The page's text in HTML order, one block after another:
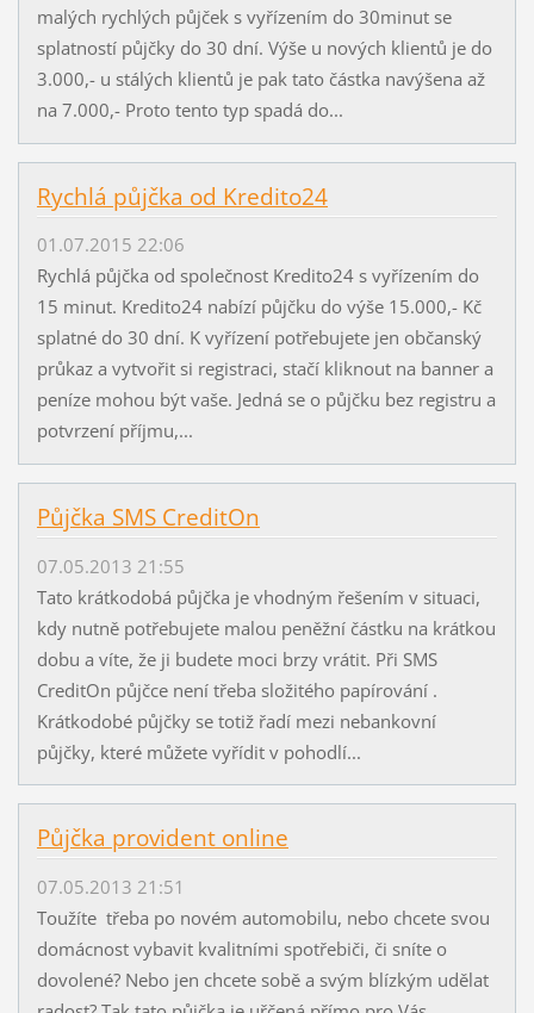
malých rychlých půjček s vyřízením do 30minut se
splatností půjčky do 30 dní. Výše u nových klientů je do
3.000,- u stálých klientů je pak tato částka navýšena až
na 7.000,- Proto tento typ spadá do...
Rychlá půjčka od Kredito24
01.07.2015 22:06
Rychlá půjčka od společnost Kredito24 s vyřízením do
15 minut. Kredito24 nabízí půjčku do výše 15.000,- Kč
splatné do 30 dní. K vyřízení potřebujete jen občanský
průkaz a vytvořit si registraci, stačí kliknout na banner a
peníze mohou být vaše. Jedná se o půjčku bez registru a
potvrzení příjmu,...
Půjčka SMS CreditOn
07.05.2013 21:55
Tato krátkodobá půjčka je vhodným řešením v situaci,
kdy nutně potřebujete malou peněžní částku na krátkou
dobu a víte, že ji budete moci brzy vrátit. Při SMS
CreditOn půjčce není třeba složitého papírování .
Krátkodobé půjčky se totiž řadí mezi nebankovní
půjčky, které můžete vyřídit v pohodlí...
Půjčka provident online
07.05.2013 21:51
Toužíte třeba po novém automobilu, nebo chcete svou
domácnost vybavit kvalitními spotřebiči, či sníte o
dovolené? Nebo jen chcete sobě a svým blízkým udělat